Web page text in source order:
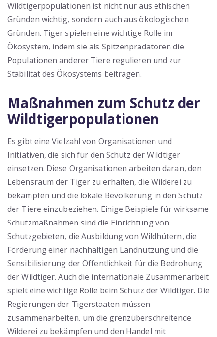
Wildtigerpopulationen ist nicht nur aus ethischen
Gründen wichtig, sondern auch aus ökologischen
Gründen. Tiger spielen eine wichtige Rolle im
Ökosystem, indem sie als Spitzenprädatoren die
Populationen anderer Tiere regulieren und zur
Stabilität des Ökosystems beitragen.
Maßnahmen zum Schutz der
Wildtigerpopulationen
Es gibt eine Vielzahl von Organisationen und
Initiativen, die sich für den Schutz der Wildtiger
einsetzen. Diese Organisationen arbeiten daran, den
Lebensraum der Tiger zu erhalten, die Wilderei zu
bekämpfen und die lokale Bevölkerung in den Schutz
der Tiere einzubeziehen. Einige Beispiele für wirksame
Schutzmaßnahmen sind die Einrichtung von
Schutzgebieten, die Ausbildung von Wildhütern, die
Förderung einer nachhaltigen Landnutzung und die
Sensibilisierung der Öffentlichkeit für die Bedrohung
der Wildtiger. Auch die internationale Zusammenarbeit
spielt eine wichtige Rolle beim Schutz der Wildtiger. Die
Regierungen der Tigerstaaten müssen
zusammenarbeiten, um die grenzüberschreitende
Wilderei zu bekämpfen und den Handel mit